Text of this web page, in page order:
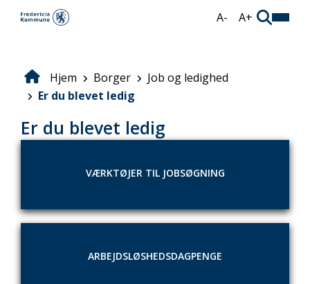
A- A+
Brødkrumme
Hjem Borger
Job og ledighed
Er du blevet ledig
Er du blevet ledig
VÆRKTØJER TIL JOBSØGNING
ARBEJDSLØSHEDSDAGPENGE